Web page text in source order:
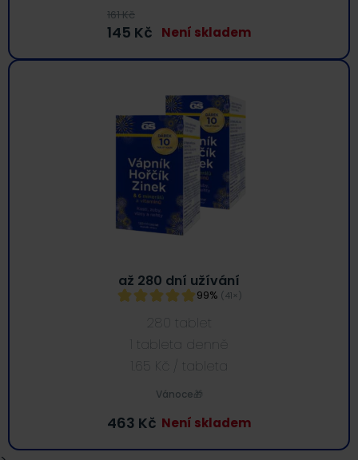
161Kč
145 Kč Není skladem
až 280 dní užívání
99% (41×)
280 tablet
1 tableta denně
Kč / tableta
Vánoce🎁
463 Kč Není skladem